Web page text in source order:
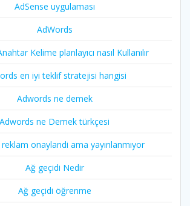
AdSense uygulaması
AdWords
Kelime planlayıcı nasıl Kullanılır
en iyi teklif stratejisi hangisi
Adwords ne demek
Adwords ne Demek türkçesi
onaylandi ama yayınlanmıyor
Ağ geçidi Nedir
Ağ geçidi öğrenme